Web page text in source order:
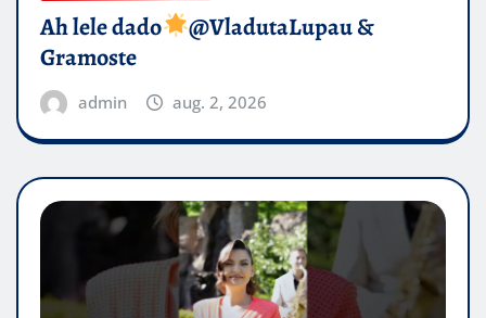
Ah lele dado​
@VladutaLupau &
Gramoste
admin aug. 2, 2026